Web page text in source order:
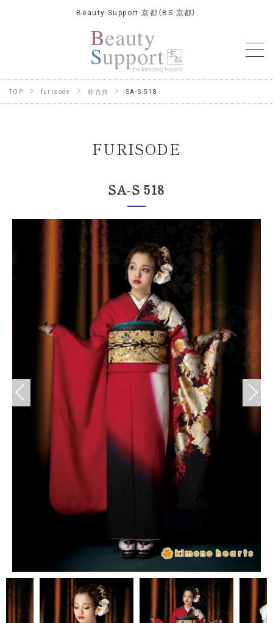
Beauty Support 京都（BS 京都）
TOP furisode 粋古典 SA-S 518
FURISODE
SA-S 518